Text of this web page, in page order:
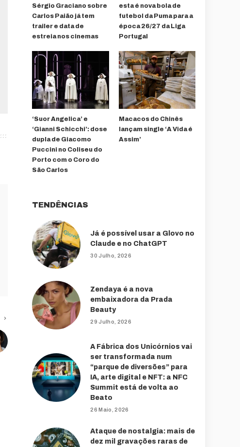
Sérgio Graciano sobre
Carlos Paião já tem
trailer e data de
estreia nos cinemas
esta é nova bola de
futebol da Puma para a
época 26/27 da Liga
Portugal
‘Suor Angelica’ e
‘Gianni Schicchi’: dose
dupla de Giacomo
Puccini no Coliseu do
Porto com o Coro do
São Carlos
Macacos do Chinês
lançam single ‘A Vida é
Assim’
TENDÊNCIAS
Já é possível usar a Glovo no
Claude e no ChatGPT
30 Julho, 2026
Zendaya é a nova
embaixadora da Prada
Beauty
29 Julho, 2026
A Fábrica dos Unicórnios vai
ser transformada num
“parque de diversões” para
IA, arte digital e NFT: a NFC
Summit está de volta ao
Beato
26 Maio, 2026
Ataque de nostalgia: mais de
dez mil gravações raras de